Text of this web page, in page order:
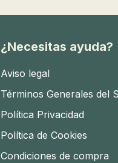
¿Necesitas ayuda?
Aviso legal
Términos Generales del
Política Privacidad
Política de Cookies
Condiciones de compra